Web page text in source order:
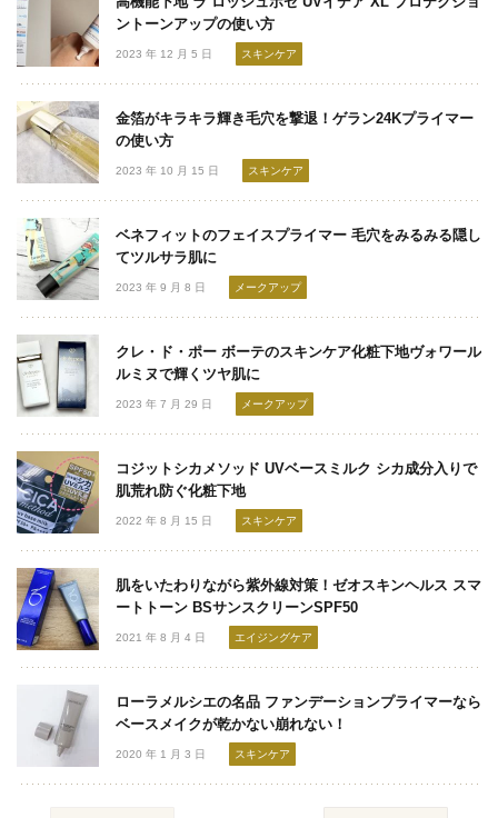
ントーンアップの使い方
2023 年 12 月 5 日 スキンケア
金箔がキラキラ輝き毛穴を撃退！ゲラン24Kプライマー
の使い方
2023 年 10 月 15 日 スキンケア
ベネフィットのフェイスプライマー 毛穴をみるみる隠し
てツルサラ肌に
2023 年 9 月 8 日 メークアップ
クレ・ド・ポー ボーテのスキンケア化粧下地ヴォワール
ルミヌで輝くツヤ肌に
2023 年 7 月 29 日 メークアップ
コジットシカメソッド UVベースミルク シカ成分入りで
肌荒れ防ぐ化粧下地
2022 年 8 月 15 日 スキンケア
肌をいたわりながら紫外線対策！ゼオスキンヘルス スマ
ートトーン BSサンスクリーンSPF50
2021 年 8 月 4 日 エイジングケア
ローラメルシエの名品 ファンデーションプライマーなら
ベースメイクが乾かない崩れない！
2020 年 1 月 3 日 スキンケア